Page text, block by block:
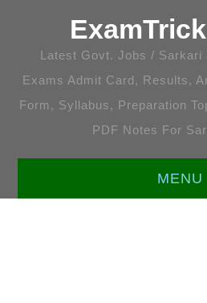
Latest Govt. Jobs / Sarkari
Exams Admit Card, Results,
Form, Syllabus, Preparation
PDF Notes For
MENU